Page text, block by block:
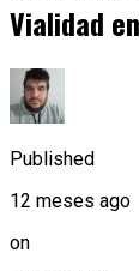
Vialidad
Published
12 meses ago
on